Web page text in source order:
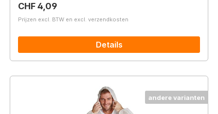
Normale prijs:
CHF 4,09
Prijzen excl. BTW en excl. verzendkosten
Details
andere varianten